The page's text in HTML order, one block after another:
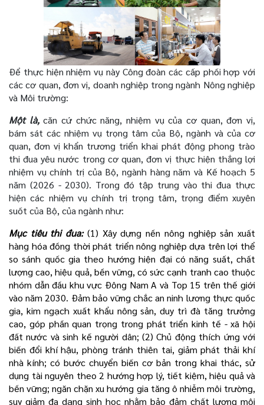
Để thực hiện nhiệm vụ này Công đoàn các cấp phối hợp với
các cơ quan, đơn vị, doanh nghiệp trong ngành Nông nghiệp
và Môi trường:
Một là,căn cứ chức năng, nhiệm vụ của cơ quan, đơn vị,
bám sát các nhiệm vụ trọng tâm của Bộ, ngành và của cơ
quan, đơn vị khẩn trương triển khai phát động phong trào
thi đua yêu nước trong cơ quan, đơn vị thực hiện thắng lợi
nhiệm vụ chính trị của Bộ, ngành hàng năm và Kế hoạch 5
năm (2026 - 2030). Trong đó tập trung vào thi đua thực
hiện các nhiệm vụ chính trị trọng tâm, trọng điểm xuyên
suốt của Bộ, của ngành như:
Mục tiêu thi đua: (1) Xây dựng nền nông nghiệp sản xuất
hàng hóa đồng thời phát triển nông nghiệp dựa trên lợi thể
so sánh quốc gia theo hướng hiện đại có năng suất, chất
lượng cao, hiệu quả, bền vững, có sức cạnh tranh cao thuộc
nhóm dẫn đầu khu vực Đông Nam A và Top 15 trên thế giới
vào năm 2030. Đảm bảo vững chắc an ninh lương thực quốc
gia, kim ngạch xuất khẩu nông sản, duy trì đà tăng trưởng
cao, góp phần quan trọng trong phát triển kinh tế - xã hội
đất nước và sinh kế người dân; (2) Chủ động thích ứng với
biến đổi khí hậu, phòng tránh thiên tai, giảm phát thải khí
nhà kính; có bước chuyển biến cơ bản trong khai thác, sử
dụng tài nguyên theo 2 hướng hợp lý, tiết kiệm, hiệu quả và
bền vững; ngăn chặn xu hướng gia tăng ô nhiễm môi trường,
suy giảm đa dạng sinh học nhằm bảo đảm chất lượng môi